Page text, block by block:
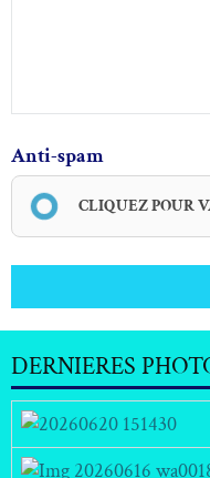
Anti-spam
CLIQUEZ POUR
DERNIERES